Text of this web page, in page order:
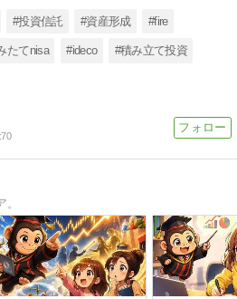
#投資信託 #資産形成 #fire
たてnisa #ideco #積み立て投資
70